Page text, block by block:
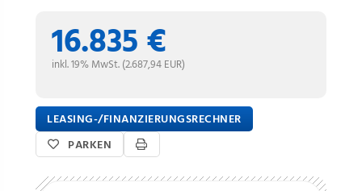
16.835 €
inkl. 19% MwSt. (2.687,94 EUR)
LEASING-/FINANZIERUNGSRECHNER
PARKEN